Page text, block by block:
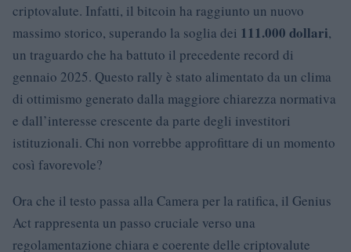
criptovalute. Infatti, il bitcoin ha raggiunto un nuovo
massimo storico, superando la soglia dei 111.000 dollari,
un traguardo che ha battuto il precedente record di
gennaio 2025. Questo rally è stato alimentato da un clima
di ottimismo generato dalla maggiore chiarezza normativa
e dall’interesse crescente da parte degli investitori
istituzionali. Chi non vorrebbe approfittare di un momento
così favorevole?
Ora che il testo passa alla Camera per la ratifica, il Genius
Act rappresenta un passo cruciale verso una
regolamentazione chiara e coerente delle criptovalute